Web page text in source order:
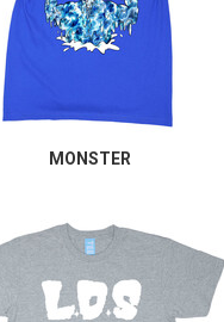
MONSTER